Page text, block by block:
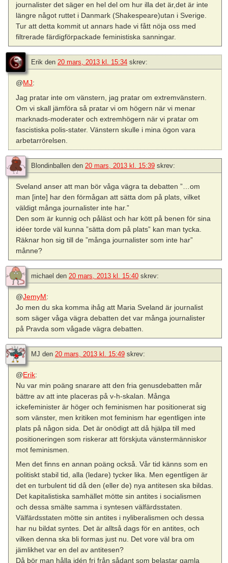
journalister det säger en hel del om hur illa det är,det är inte
längre något ruttet i Danmark (Shakespeare)utan i Sverige.
Tur att detta kommit ut annars hade vi fått nöja oss med
filtrerade färdigförpackade feministiska sanningar.
Erik den 20 mars, 2013 kl. 15:34 skrev:
@MJ:
Jag pratar inte om vänstern, jag pratar om extremvänstern.
Om vi skall jämföra så pratar vi om högern när vi menar
marknads-moderater och extremhögern när vi pratar om
fascistiska polis-stater. Vänstern skulle i mina ögon vara
arbetarrörelsen.
Blondinballen den 20 mars, 2013 kl. 15:39 skrev:
Sveland anser att man bör våga vägra ta debatten ”…om
man [inte] har den förmågan att sätta dom på plats, vilket
väldigt många journalister inte har.”
Den som är kunnig och påläst och har kött på benen för sina
idéer torde väl kunna ”sätta dom på plats” kan man tycka.
Räknar hon sig till de ”många journalister som inte har”
månne?
michael den 20 mars, 2013 kl. 15:40 skrev:
@JemyM:
Jo men du ska komma ihåg att Maria Sveland är journalist
som säger våga vägra debatten det var många journalister
på Pravda som vågade vägra debatten.
MJ den 20 mars, 2013 kl. 15:49 skrev:
@Erik:
Nu var min poäng snarare att den fria genusdebatten mår
bättre av att inte placeras på v-h-skalan. Många
ickefeminister är höger och feminismen har positionerat sig
som vänster, men kritiken mot feminism har egentligen inte
plats på någon sida. Det är onödigt att då hjälpa till med
positioneringen som riskerar att förskjuta vänstermänniskor
mot feminismen.
Men det finns en annan poäng också. Vår tid känns som en
politiskt stabil tid, alla (ledare) tycker lika. Men egentligen är
det en turbulent tid då den (eller de) nya antitesen ska bildas.
Det kapitalistiska samhället mötte sin antites i socialismen
och dessa smälte samma i syntesen välfärdsstaten.
Välfärdsstaten mötte sin antites i nyliberalismen och dessa
har nu bildat syntes. Det är alltså dags för en antites, och
vilken denna ska bli formas just nu. Det vore väl bra om
jämlikhet var en del av antitesen?
Då bör man hålla idén fri från sådant som belastar gamla